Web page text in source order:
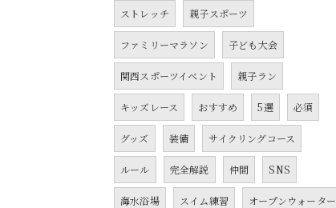
ストレッチ 親子スポーツ
ファミリーマラソン 子ども大会
関西スポーツイベント 親子ラン
キッズレース おすすめ 5選 必須
グッズ 装備 サイクリングコース
ルール 完全解説 仲間 SNS
海水浴場 スイム練習 オープンウォーター